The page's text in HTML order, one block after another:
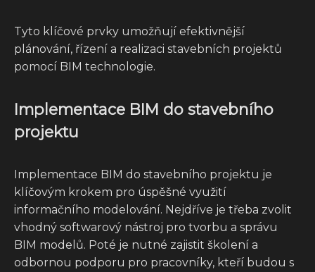
Tyto klíčové prvky umožňují efektivnější
plánování, řízení a realizaci stavebních projektů
pomocí BIM technologie.
Implementace BIM do stavebního
projektu
Implementace BIM do stavebního projektu je
klíčovým krokem pro úspěšné využití
informačního modelování. Nejdříve je třeba zvolit
vhodný softwarový nástroj pro tvorbu a správu
BIM modelů. Poté je nutné zajistit školení a
odbornou podporu pro pracovníky, kteří budou s